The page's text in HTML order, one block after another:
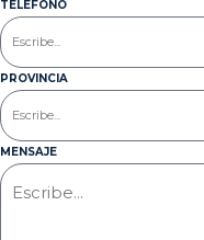
TELÉFONO
PROVINCIA
MENSAJE